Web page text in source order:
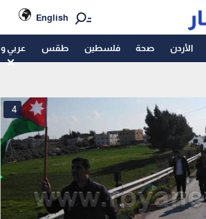
English
الأردن صحة فلسطين طقس عربي
4